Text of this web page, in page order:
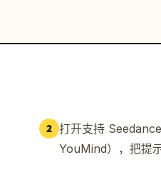
2 打开支持
YouMind），把提